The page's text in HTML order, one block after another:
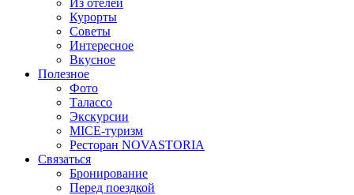
Из отелей
Курорты
Советы
Интересное
Вкусное
Полезное
Фото
Талассо
Экскурсии
MICE-туризм
Ресторан NOVASTORIA
Связаться
Бронирование
Перед поездкой